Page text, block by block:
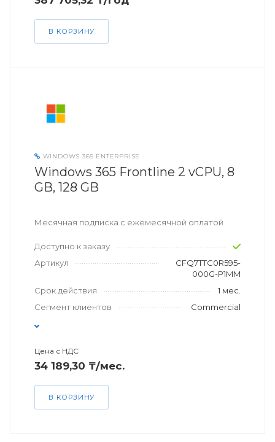
В КОРЗИНУ
WINDOWS 365 ENTERPRISE
Windows 365 Frontline 2 vCPU, 8
GB, 128 GB
Месячная подписка с ежемесячной оплатой
Доступно к заказу
Артикул
CFQ7TTC0R595-
000G-P1MM
Срок действия
1 мес.
Сегмент клиентов
Commercial
Цена с НДС
34 189,30 ₸/мес.
В КОРЗИНУ